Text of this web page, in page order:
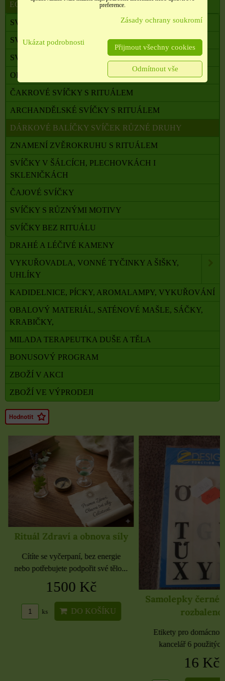
ECO
SVÍČKY S RITUÁLEM
SVÍČKY RITUÁLNÍ S RUNAMI
SVÍČKY PRO RŮZNÉ RITUÁLY
OLTÁŘNÍ SVÍČKY
ČAKROVÉ SVÍČKY S RITUÁLEM
ARCHANDĚLSKÉ SVÍČKY S RITUÁLEM
DÁRKOVÉ BALÍČKY SVÍČEK RŮZNÉ DRUHY
ZNAMENÍ ZVĚROKRUHU S RITUÁLEM
SVÍČKY V ŠÁLCÍCH, PLECHOVKÁCH I
SKLENIČKÁCH
ČAJOVÉ SVÍČKY
SVÍČKY S RŮZNÝMI MOTIVY
SVÍČKY BEZ RITUÁLU
DRAHÉ A LÉČIVÉ KAMENY
VYKUŘOVADLA, VONNÉ TYČINKY A ŠIŠKY,
UHLÍKY
KADIDELNICE, PÍCKY, AROMALAMPY, VYKUŘOVÁNÍ
OBALOVÝ MATERIÁL, SATÉNOVÉ MAŠLE, SÁČKY,
KRABIČKY,
MILADA TERAPEUTKA DUŠE A TĚLA
BONUSOVÝ PROGRAM
ZBOŽÍ V AKCI
ZBOŽÍ VE VÝPRODEJI
Rituál Zdraví a obnova síly
Cítíte se vyčerpaní, bez energie
nebo potřebujete podpořit své tělo...
1500 Kč
ks DO KOŠÍKU
Samolepky černé
rozbaleno
Etikety pro
kancelář 6 použitých
16 Kč
preference.
Zásady ochrany soukromí
Ukázat podrobnosti
Přijmout všechny cookies
Odmítnout vše